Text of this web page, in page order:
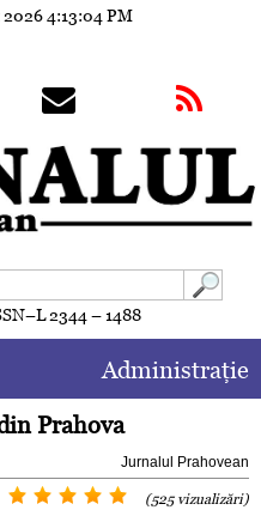
20264:13:07 PM
2344 – 1488
Administraţie
Prahova
Jurnalul Prahovean
(525 vizualizări)